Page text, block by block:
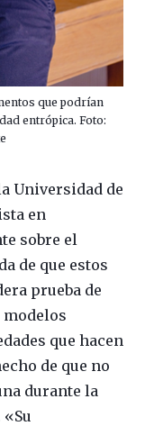
que podrían
entrópica. Foto:
Universidad de
en
sobre el
de que estos
prueba de
que hacen
de que no
durante la